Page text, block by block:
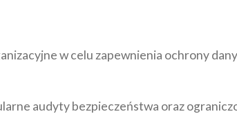
w celu zapewnienia ochrony
audyty bezpieczeństwa oraz